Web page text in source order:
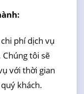
phí dịch vụ
tôi sẽ
với thời gian
khách.